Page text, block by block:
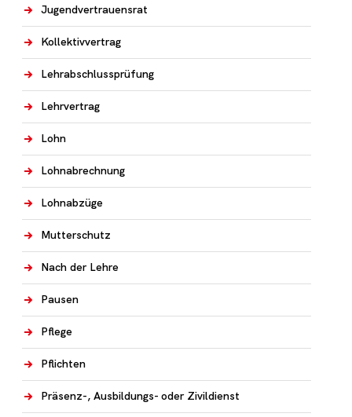
Jugendvertrauensrat
Kollektivvertrag
Lehrabschlussprüfung
Lehrvertrag
Lohn
Lohnabrechnung
Lohnabzüge
Mutterschutz
Nach der Lehre
Pausen
Pflege
Pflichten
Präsenz-, Ausbildungs- oder Zivildienst